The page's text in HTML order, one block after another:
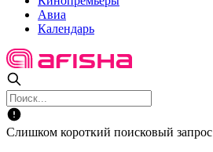
Авиа
Календарь
Слишком короткий поисковый запрос